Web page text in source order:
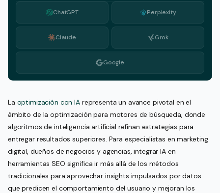
ChatGPT Perplexity
Claude Grok
Google
La optimización con IArepresenta un avance pivotal en el
ámbito de la optimización para motores de búsqueda, donde
algoritmos de inteligencia artificial refinan estrategias para
entregar resultados superiores. Para especialistas en marketing
digital, dueños de negocios y agencias, integrar IA en
herramientas SEO significa ir más allá de los métodos
tradicionales para aprovechar insights impulsados por datos
que predicen el comportamiento del usuario y mejoran los